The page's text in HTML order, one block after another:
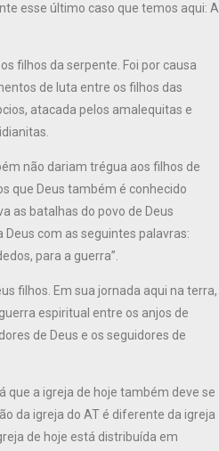
esse último caso que temos aqui: A
filhos da serpente. Foi por causa
de luta entre os filhos das
atacada pelos amalequitas e
não dariam trégua aos filhos de
que Deus também é conhecido
as batalhas do povo de Deus
Deus com as seguintes palavras:
para a guerra”.
filhos. Em sua jornada aqui na terra,
espiritual entre os anjos de
de Deus e os seguidores de
que a igreja de hoje também deve se
da igreja do AT é diferente da igreja
de hoje está distribuída em